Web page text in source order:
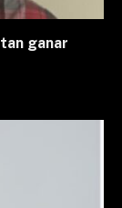
ganar